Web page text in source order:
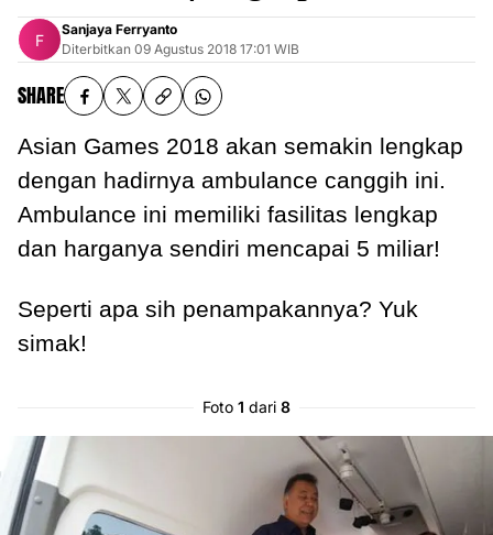
Sanjaya Ferryanto
Diterbitkan 09 Agustus 2018 17:01 WIB
SHARE
Asian Games 2018 akan semakin lengkap
dengan hadirnya ambulance canggih ini.
Ambulance ini memiliki fasilitas lengkap
dan harganya sendiri mencapai 5 miliar!
Seperti apa sih penampakannya? Yuk
simak!
Foto 1 dari 8